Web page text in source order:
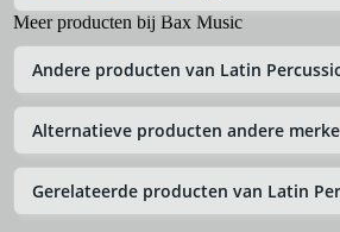
Meer producten bij Bax Music
Andere producten van Latin
Alternatieve producten andere
Gerelateerde producten van Latin